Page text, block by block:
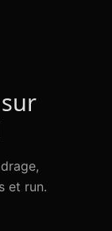
et run.